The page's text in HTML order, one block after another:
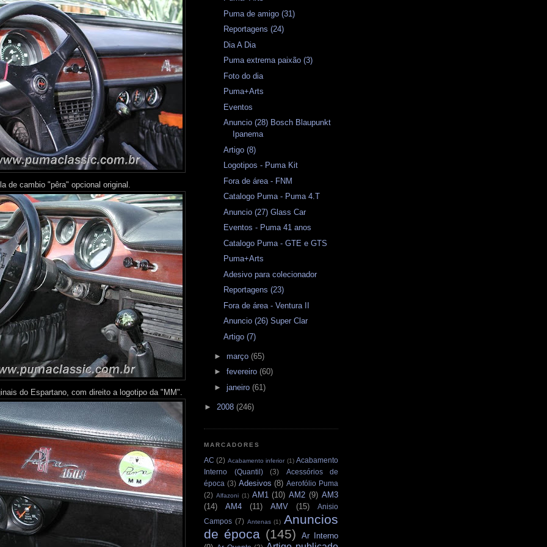
de cambio "pêra" opcional original.
do Espartano, com direito a logotipo da "MM".
Puma de amigo (31)
Reportagens (24)
Dia A Dia
Puma extrema paixão (3)
Foto do dia
Puma+Arts
Eventos
Anuncio (28) Bosch Blaupunkt
Ipanema
Artigo (8)
Logotipos - Puma Kit
Fora de área - FNM
Catalogo Puma - Puma 4.T
Anuncio (27) Glass Car
Eventos - Puma 41 anos
Catalogo Puma - GTE e GTS
Puma+Arts
Adesivo para colecionador
Reportagens (23)
Fora de área - Ventura II
Anuncio (26) Super Clar
Artigo (7)
► março (65)
► fevereiro (60)
► janeiro (61)
► 2008 (246)
MARCADORES
AC (2) Acabamento inferior (1) Acabamento
Interno (Quantil)
(3)
Acessórios de
época (3) Adesivos (8) Aerofólio Puma
(2) Alfazoni (1) AM1 (10) AM2 (9) AM3
(14)
AM4 (11) AMV (15)
Anisio
Campos (7) Antenas (1) Anuncios
de época (145)
Ar Interno